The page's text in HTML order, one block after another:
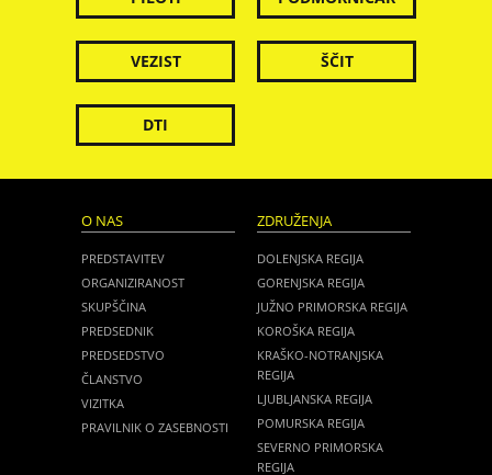
VEZIST ŠČIT
DTI
O NAS
PREDSTAVITEV
ORGANIZIRANOST
SKUPŠČINA
PREDSEDNIK
PREDSEDSTVO
ČLANSTVO
VIZITKA
PRAVILNIK O ZASEBNOSTI
ZDRUŽENJA
DOLENJSKA REGIJA
GORENJSKA REGIJA
JUŽNO PRIMORSKA REGIJA
KOROŠKA REGIJA
KRAŠKO-NOTRANJSKA
REGIJA
LJUBLJANSKA REGIJA
POMURSKA REGIJA
SEVERNO PRIMORSKA
REGIJA